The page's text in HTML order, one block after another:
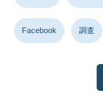
Facebook 調査